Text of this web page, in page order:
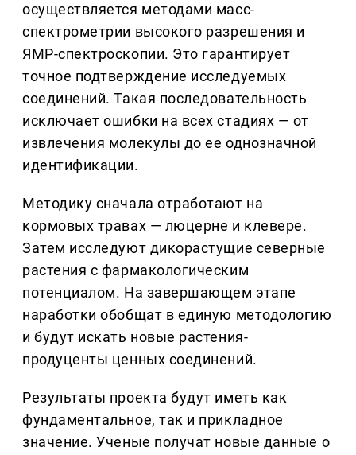
осуществляется методами масс-
спектрометрии высокого разрешения и
ЯМР-спектроскопии. Это гарантирует
точное подтверждение исследуемых
соединений. Такая последовательность
исключает ошибки на всех стадиях — от
извлечения молекулы до ее однозначной
идентификации.
Методику сначала отработают на
кормовых травах — люцерне и клевере.
Затем исследуют дикорастущие северные
растения с фармакологическим
потенциалом. На завершающем этапе
наработки обобщат в единую методологию
и будут искать новые растения-
продуценты ценных соединений.
Результаты проекта будут иметь как
фундаментальное, так и прикладное
значение. Ученые получат новые данные о